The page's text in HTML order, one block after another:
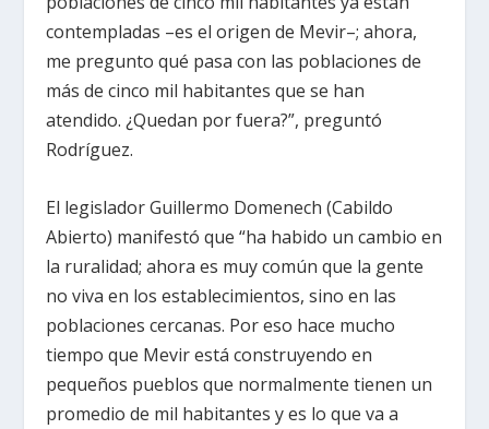
contempladas –es el origen de Mevir–; ahora,
me pregunto qué pasa con las poblaciones de
más de cinco mil habitantes que se han
atendido. ¿Quedan por fuera?”, preguntó
Rodríguez.
El legislador Guillermo Domenech (Cabildo
Abierto) manifestó que “ha habido un cambio en
la ruralidad; ahora es muy común que la gente
no viva en los establecimientos, sino en las
poblaciones cercanas. Por eso hace mucho
tiempo que Mevir está construyendo en
pequeños pueblos que normalmente tienen un
promedio de mil habitantes y es lo que va a